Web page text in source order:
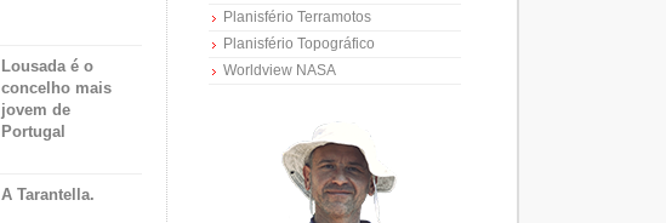
Lousada é o
concelho mais
jovem de
Portugal
A Tarantella.
Planisfério Terramotos
Planisfério Topográfico
Worldview NASA